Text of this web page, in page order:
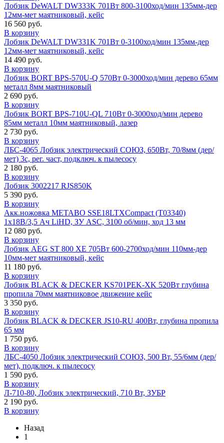
Лобзик DeWALT DW333K 701Вт 800-3100ход/мин 135мм-дер
12мм-мет маятниковый, кейс
16 560 руб.
В корзину
Лобзик DeWALT DW331K 701Вт 0-3100ход/мин 135мм-дер
12мм-мет маятниковый, кейс
14 490 руб.
В корзину
Лобзик BORT BPS-570U-Q 570Вт 0-3000ход/мин дерево 65мм
металл 8мм маятниковый
2 690 руб.
В корзину
Лобзик BORT BPS-710U-QL 710Вт 0-3000ход/мин дерево
85мм металл 10мм маятниковый, лазер
2 730 руб.
В корзину
ЛБС-4065 Лобзик электрический СОЮЗ, 650Вт, 70/8мм (дер/
мет) 3с, рег. част, подключ. к пылесосу
2 180 руб.
В корзину
Лобзик 3002217 RJS850K
5 390 руб.
В корзину
Акк.ножовка METABO SSE18LTXCompact (T03340)
1х18В/3,5 Ач LiHD, ЗУ ASC, 3100 об/мин, ход 13 мм
12 080 руб.
В корзину
Лобзик AEG ST 800 XE 705Вт 600-2700ход/мин 110мм-дер
10мм-мет маятниковый, кейс
11 180 руб.
В корзину
Лобзик BLACK & DECKER KS701PEK-XK 520Вт глубина
пропила 70мм маятниковое движение кейс
3 350 руб.
В корзину
Лобзик BLACK & DECKER JS10-RU 400Вт, глубина пропила
65 мм
1 750 руб.
В корзину
ЛБС-4050 Лобзик электрический СОЮЗ, 500 Вт, 55/6мм (дер/
мет), подключ. к пылесосу
1 590 руб.
В корзину
Л-710-80, Лобзик электрический, 710 Вт, ЗУБР
2 190 руб.
В корзину
Назад
1